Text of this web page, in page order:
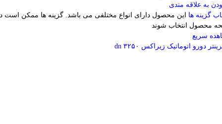
به علاقه مندی
گزینه ها
این محصول دارای انواع مختلفی می باشد. گزینه ها ممکن است
محصول انتخاب شوند
سریع